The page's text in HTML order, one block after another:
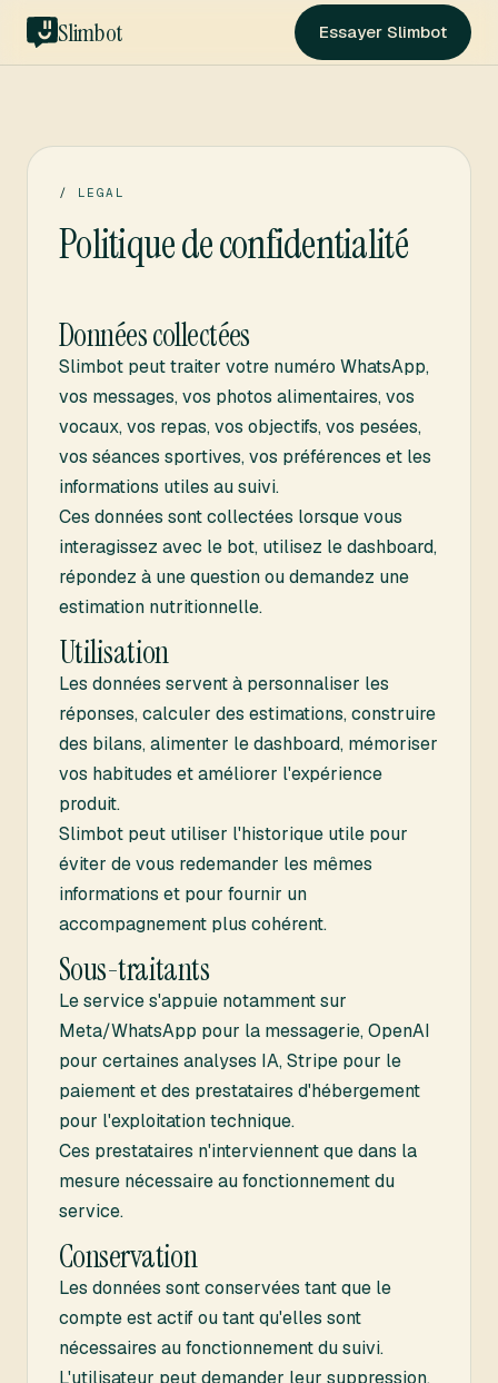
Slimbot Essayer Slimbot
/ LEGAL
Politique de confidentialité
Données collectées
Slimbot peut traiter votre numéro WhatsApp,
vos messages, vos photos alimentaires, vos
vocaux, vos repas, vos objectifs, vos pesées,
vos séances sportives, vos préférences et les
informations utiles au suivi.
Ces données sont collectées lorsque vous
interagissez avec le bot, utilisez le dashboard,
répondez à une question ou demandez une
estimation nutritionnelle.
Utilisation
Les données servent à personnaliser les
réponses, calculer des estimations, construire
des bilans, alimenter le dashboard, mémoriser
vos habitudes et améliorer l'expérience
produit.
Slimbot peut utiliser l'historique utile pour
éviter de vous redemander les mêmes
informations et pour fournir un
accompagnement plus cohérent.
Sous-traitants
Le service s'appuie notamment sur
Meta/WhatsApp pour la messagerie, OpenAI
pour certaines analyses IA, Stripe pour le
paiement et des prestataires d'hébergement
pour l'exploitation technique.
Ces prestataires n'interviennent que dans la
mesure nécessaire au fonctionnement du
service.
Conservation
Les données sont conservées tant que le
compte est actif ou tant qu'elles sont
nécessaires au fonctionnement du suivi.
L'utilisateur peut demander leur suppression.